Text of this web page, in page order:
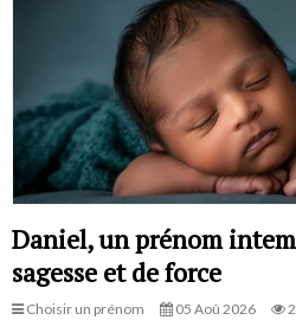
Daniel, un prénom
sagesse et de force
Choisir un prénom 05 Aoû 2026